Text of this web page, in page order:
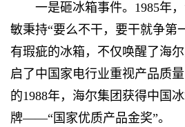
一是砸冰箱事件。1985年
敏秉持“要么不干，要干就争第
有瑕疵的冰箱，不仅唤醒了海
启了中国家电行业重视产品质
的1988年，海尔集团获得中国
牌——“国家优质产品金奖”。